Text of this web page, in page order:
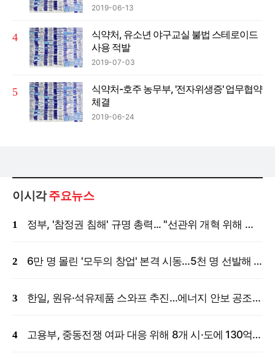
2019-06-13
식약처, 유소년 야구교실 불법 스테로이드
사용 적발
2019-07-03
식약처-호주 농무부, '전자위생증' 업무협약
체결
2019-06-24
이시각주요뉴스
정부, '참정권 침해' 규명 총력... "선관위 개혁 위해 국정조사 등 모든 조치"
6만 명 몰린 '모두의 창업' 본격 시동…5천 명 선발해 밀착 지원
한일, 원유·석유제품 스와프 추진…에너지 안보 공조 강화
고용부, 중동전쟁 여파 대응 위해 8개 시·도에 130억 원 긴급 투입